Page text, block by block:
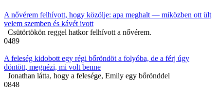
A nővérem felhívott, hogy közölje: apa meghalt — miközben ott ült
velem szemben és kávét ivott
Csütörtökön reggel hatkor felhívott a nővérem.
0489
A feleség kidobott egy régi bőröndöt a folyóba, de a férj úgy
döntött, megnézi, mi volt benne
Jonathan látta, hogy a felesége, Emily egy bőrönddel
0848